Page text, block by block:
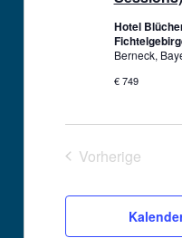
Hotel
Berneck,
€ 749
Vorherige